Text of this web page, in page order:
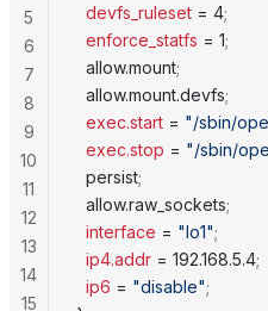
  devfs_ruleset
= 4;
  enforce_statfs
= 1;
  allow.mount
;
  allow.mount.devfs
;
  exec.start
= "/sbin/
  exec.stop
= "/sbin/
  persist
;
  allow.raw_sockets
;
  interface
= "lo1";
  ip4.addr
= 192.168.5.4;
  ip6
= "disable";
5
6
7
8
9
10
11
12
13
14
15